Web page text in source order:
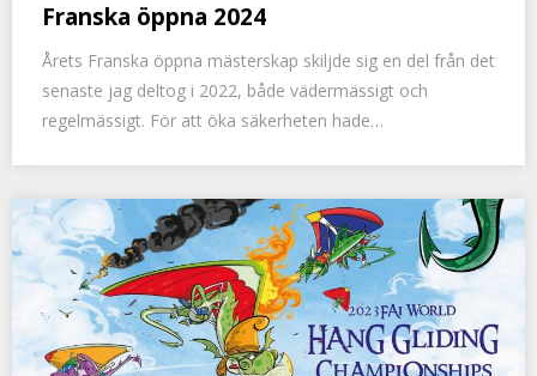
Franska öppna 2024
Årets Franska öppna mästerskap skiljde sig en del från det
senaste jag deltog i 2022, både vädermässigt och
regelmässigt. För att öka säkerheten hade…